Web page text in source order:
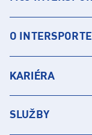
O INTERSPORTE
KARIÉRA
SLUŽBY